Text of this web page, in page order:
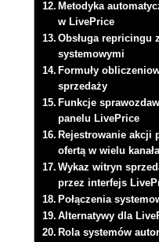
Metodyka
w LivePrice
Obsługa repricingu
systemowymi
Formuły
sprzedaży
Funkcje
panelu LivePrice
Rejestrowanie akcji
ofertą w wielu
Wykaz witryn
przez interfejs
Połączenia
Alternatywy dla
Rola systemów